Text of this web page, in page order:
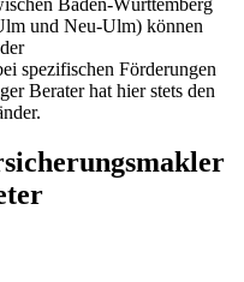
und Neu-Ulm) können
spezifischen Förderungen
Berater hat hier stets den